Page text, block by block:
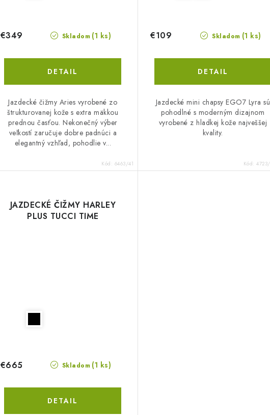
Skladom (1 ks)
€349
DETAIL
Jazdecké čižmy Aries vyrobené zo
štrukturovanej kože s extra mäkkou
prednou časťou. Nekonečný výber
veľkostí zaručuje dobre padnúci a
elegantný vzhľad, pohodlie v...
Kód: 6463/41
Skladom (1 ks)
€109
DETAIL
Jazdecké mini chapsy EGO7 Lyra sú
pohodlné s moderným dizajnom
vyrobené z hladkej kože najveššej
kvality.
Kód:
JAZDECKÉ ČIŽMY HARLEY
PLUS TUCCI TIME
Skladom (1 ks)
€665
DETAIL